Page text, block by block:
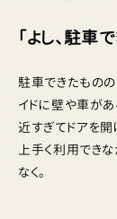
「よし、駐車
駐車できたもの
イドに壁や車が
近すぎてドアを開
上手く利用でき
なく。